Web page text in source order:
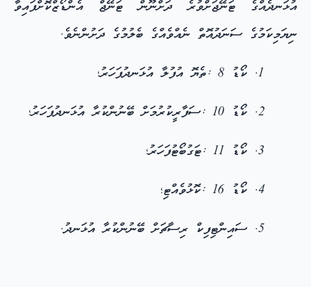
އުޅަނދެއްގެ ޓަނޭޖަށްވުރެ ދަށްނޫން ޓަނޭޖް އެންޑޯޒްކޮށްފައިވާ
ނިޔަމިކަމުގެ ސަނަދުއޮތް ނެއްވެއްގެ ބެލުމުގެ ދަށުންނެވެ.
ކޯޑު 8 :ތެޔޮ އުފުލާ އުޅަނދުފަހަރު؛
ކޯޑު 10 :ސަފާރީކުރުމަށް ބޭނުންކުރާ އުޅަނދުފަހަރު؛
ކޯޑު 11 :ޓަގުބޯޓުފަހަރު؛
ކޯޑު 16 :ކޮޅުވެއްޓި؛
ސައިންޓިފިކް ރިސާޗަށް ބޭނުންކުރާ އުޅަނދު.